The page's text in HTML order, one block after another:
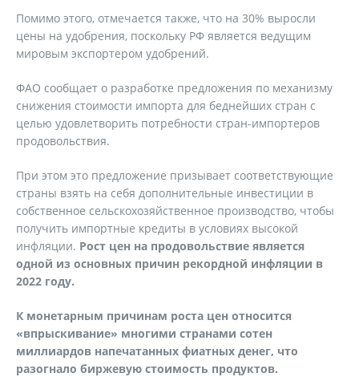
Помимо этого, отмечается также, что на 30% выросли
цены на удобрения, поскольку РФ является ведущим
мировым экспортером удобрений.
ФАО сообщает о разработке предложения по механизму
снижения стоимости импорта для беднейших стран с
целью удовлетворить потребности стран-импортеров
продовольствия.
При этом это предложение призывает соответствующие
страны взять на себя дополнительные инвестиции в
собственное сельскохозяйственное производство, чтобы
получить импортные кредиты в условиях высокой
инфляции. Рост цен на продовольствие является
одной из основных причин рекордной инфляции в
2022 году.
К монетарным причинам роста цен относится
«впрыскивание» многими странами сотен
миллиардов напечатанных фиатных денег, что
разогнало биржевую стоимость продуктов.